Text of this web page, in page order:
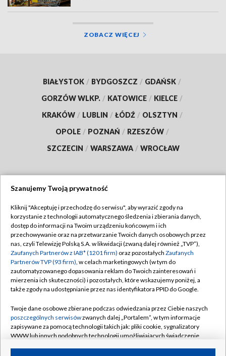
ZOBACZ WIĘCEJ
BIAŁYSTOK / BYDGOSZCZ / GDAŃSK /
GORZÓW WLKP. / KATOWICE / KIELCE /
KRAKÓW / LUBLIN / ŁÓDŹ / OLSZTYN /
OPOLE / POZNAŃ / RZESZÓW /
SZCZECIN / WARSZAWA / WROCŁAW
TVP
Abonament TVP
Emisja w TVP
Centrum informacji TVP
Naziemna Telewizja Cyfrowa
Rada Programowa
System NOS
Informacje o nadawcy
Regulamin TVP
Polityka prywatności
Moje zgody
Pomoc
Kontakt
Kanały
Szanujemy Twoją prywatność
Kliknij "Akceptuję i przechodzę do serwisu", aby wyrazić zgody na
korzystanie z technologii automatycznego śledzenia i zbierania danych,
dostęp do informacji na Twoim urządzeniu końcowym i ich
przechowywanie oraz na przetwarzanie Twoich danych osobowych przez
nas, czyli Telewizję Polską S.A. w likwidacji (zwaną dalej również „TVP”),
Zaufanych Partnerów z IAB* (1201 firm) oraz pozostałych Zaufanych
Partnerów TVP (93 firm), w celach marketingowych (w tym do
zautomatyzowanego dopasowania reklam do Twoich zainteresowań i
mierzenia ich skuteczności) i pozostałych, które wskazujemy poniżej, a
także zgody na udostępnianie przez nas identyfikatora PPID do Google.
Twoje dane osobowe zbierane podczas odwiedzania przez Ciebie naszych
poszczególnych serwisówzwanych dalej „Portalem”, w tym informacje
zapisywane za pomocą technologii takich jak: pliki cookie, sygnalizatory
WWW lub innych podobnych technologii umożliwiających świadczenie